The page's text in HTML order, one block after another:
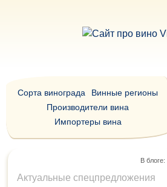
Сорта винограда
Винные регионы
Производители вина
Импортеры вина
В блоге:
Актуальные спецпредложения